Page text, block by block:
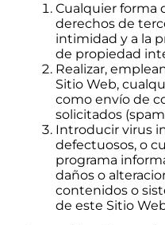
Cualquier forma
derechos de
intimidad y a la
de propiedad
Realizar,
Sitio Web,
como envío de
solicitados
Introducir virus
defectuosos, o
programa
daños o
contenidos o
de este Sitio